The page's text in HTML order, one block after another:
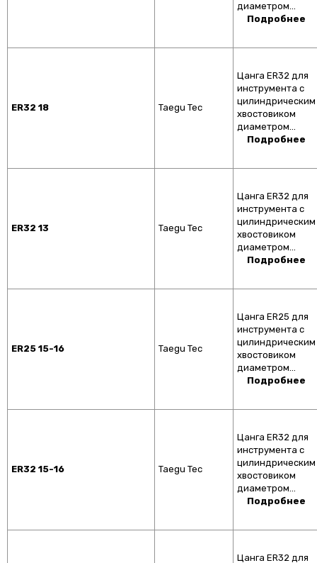
диаметром…
Подробнее
ER32 18 Taegu Tec
Цанга ER32 для
инструмента с
цилиндрическим
хвостовиком
диаметром…
Подробнее
ER32 13 Taegu Tec
Цанга ER32 для
инструмента с
цилиндрическим
хвостовиком
диаметром…
Подробнее
ER25 15-16 Taegu Tec
Цанга ER25 для
инструмента с
цилиндрическим
хвостовиком
диаметром…
Подробнее
ER32 15-16 Taegu Tec
Цанга ER32 для
инструмента с
цилиндрическим
хвостовиком
диаметром…
Подробнее
Цанга ER32 для